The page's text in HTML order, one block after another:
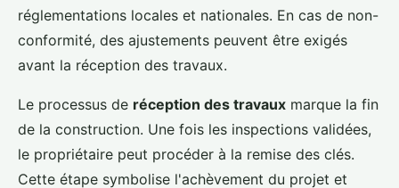
réglementations locales et nationales. En cas de non-
conformité, des ajustements peuvent être exigés
avant la réception des travaux.
Le processus de réception des travaux marque la fin
de la construction. Une fois les inspections validées,
le propriétaire peut procéder à la remise des clés.
Cette étape symbolise l'achèvement du projet et